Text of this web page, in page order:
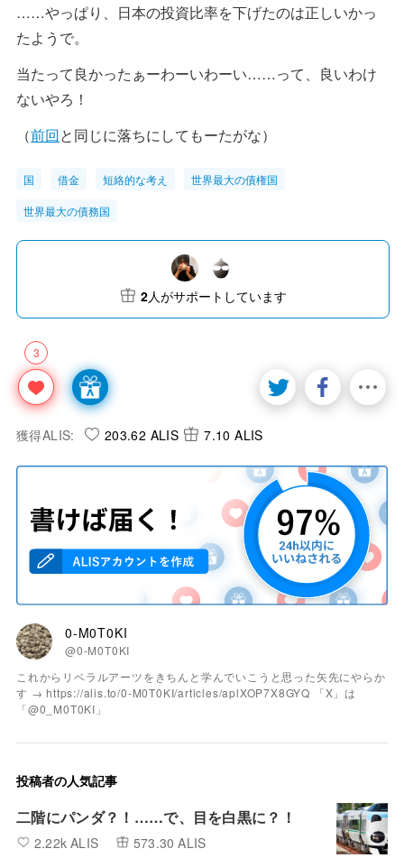
……やっぱり、日本の投資比率を下げたのは正しいかっ
たようで。
当たって良かったぁーわーいわーい……って、良いわけ
ないやろ！
（前回と同じに落ちにしてもーたがな）
国 借金 短絡的な考え 世界最大の債権国
世界最大の債務国
3
2人がサポートしています
獲得ALIS: 203.62 ALIS 7.10 ALIS
0-M0T0KI
@0-M0T0KI
これからリベラルアーツをきちんと学んでいこうと思った矢先にやらか
す → https://alis.to/0-M0T0KI/articles/aplXOP7X8GYQ 「X」は
「@0_M0T0KI」
投稿者の人気記事
二階にパンダ？！……で、目を白黒に？！
2.22k ALIS 573.30 ALIS